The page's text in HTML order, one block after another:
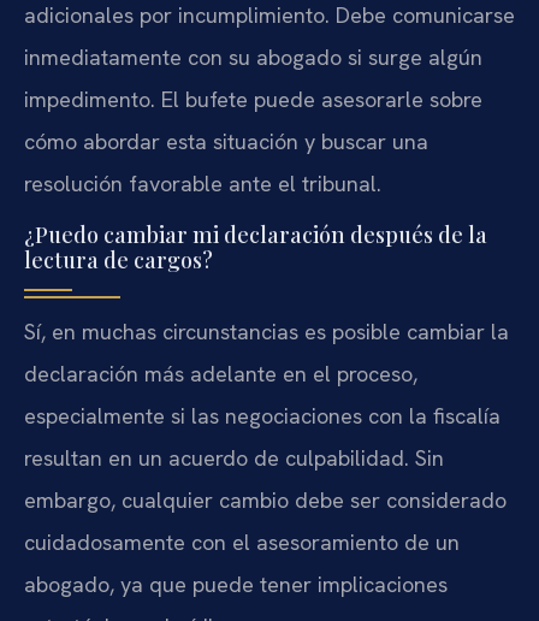
adicionales por incumplimiento. Debe comunicarse
inmediatamente con su abogado si surge algún
impedimento. El bufete puede asesorarle sobre
cómo abordar esta situación y buscar una
resolución favorable ante el tribunal.
¿Puedo cambiar mi declaración después de la
lectura de cargos?
Sí, en muchas circunstancias es posible cambiar la
declaración más adelante en el proceso,
especialmente si las negociaciones con la fiscalía
resultan en un acuerdo de culpabilidad. Sin
embargo, cualquier cambio debe ser considerado
cuidadosamente con el asesoramiento de un
abogado, ya que puede tener implicaciones